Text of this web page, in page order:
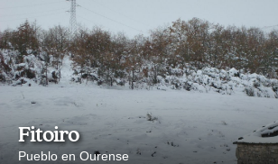
Fitoiro
Pueblo en Ourense